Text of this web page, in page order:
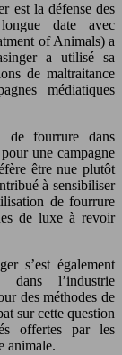
est la défense des
date avec
of Animals) a
a utilisé sa
de maltraitance
médiatiques
de fourrure dans
une campagne
être nue plutôt
à sensibiliser
de fourrure
de luxe à revoir
s’est également
dans l’industrie
des méthodes de
sur cette question
offertes par les
animale.